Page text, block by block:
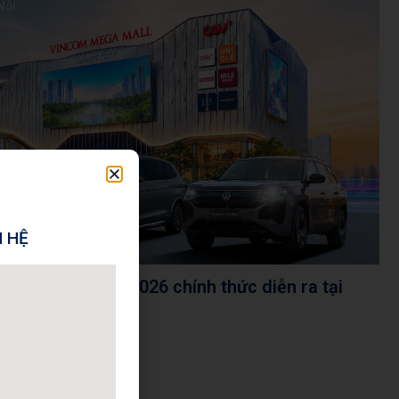
Summer Tour 2026 chính thức diễn ra tại
HỆ